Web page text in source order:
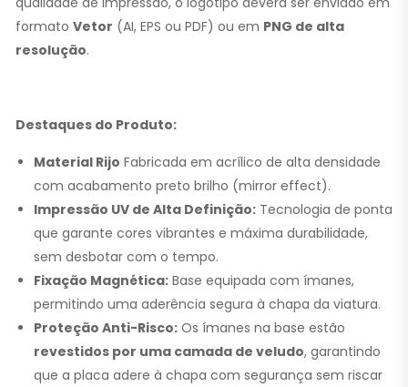
formato Vetor (AI, EPS ou PDF) ou em PNG de alta
resolução.
Destaques do Produto:
Material Rijo Fabricada em acrílico de alta densidade
com acabamento preto brilho (mirror effect).
Impressão UV de Alta Definição: Tecnologia de ponta
que garante cores vibrantes e máxima durabilidade,
sem desbotar com o tempo.
Fixação Magnética: Base equipada com ímanes,
permitindo uma aderência segura à chapa da viatura.
Proteção Anti-Risco: Os ímanes na base estão
revestidos por uma camada de veludo, garantindo
que a placa adere à chapa com segurança sem riscar